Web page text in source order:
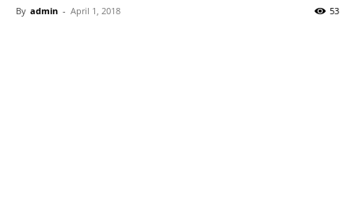
By admin - April 1, 2018 53